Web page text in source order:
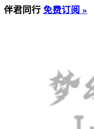
伴君同行 免费订阅 »